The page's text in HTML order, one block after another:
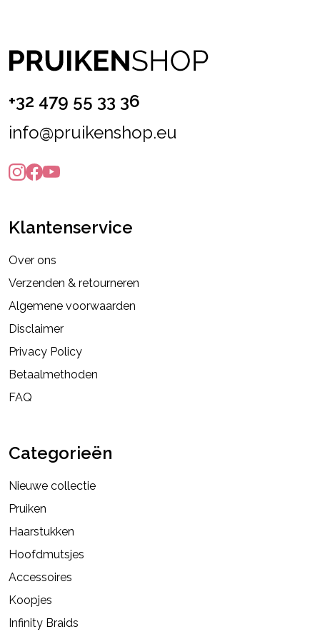
+32 479 55 33 36
info@pruikenshop.eu
Klantenservice
Over ons
Verzenden & retourneren
Algemene voorwaarden
Disclaimer
Privacy Policy
Betaalmethoden
FAQ
Categorieën
Nieuwe collectie
Pruiken
Haarstukken
Hoofdmutsjes
Accessoires
Koopjes
Infinity Braids